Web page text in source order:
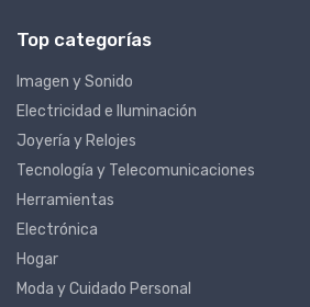
Top categorías
Imagen y Sonido
Electricidad e Iluminación
Joyería y Relojes
Tecnología y Telecomunicaciones
Herramientas
Electrónica
Hogar
Moda y Cuidado Personal